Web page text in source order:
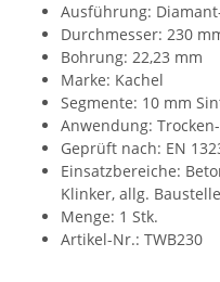
Ausführung:
Durchmesser: 230
Bohrung: 22,23 mm
Marke: Kachel
Segmente: 10 mm
Anwendung:
Geprüft nach: EN
Einsatzbereiche:
Klinker, allg.
Menge: 1 Stk.
Artikel-Nr.: TWB230